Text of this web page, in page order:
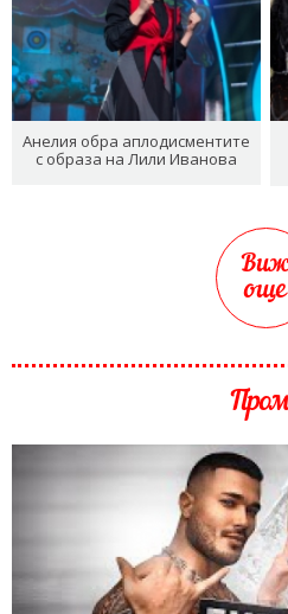
Анелия обра аплодисментите
с образа на Лили Иванова
още